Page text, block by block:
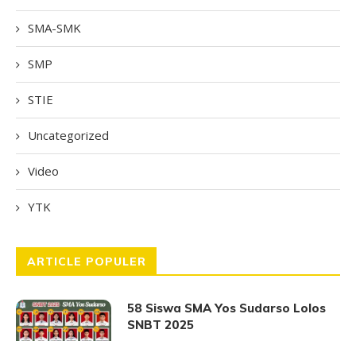
SMA-SMK
SMP
STIE
Uncategorized
Video
YTK
ARTICLE POPULER
58 Siswa SMA Yos Sudarso Lolos
SNBT 2025